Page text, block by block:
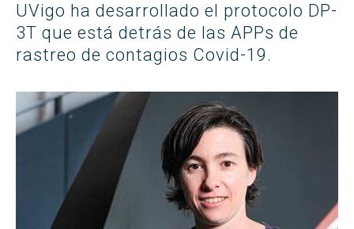
UVigo ha desarrollado el protocolo DP-
3T que está detrás de las APPs de
rastreo de contagios Covid-19.